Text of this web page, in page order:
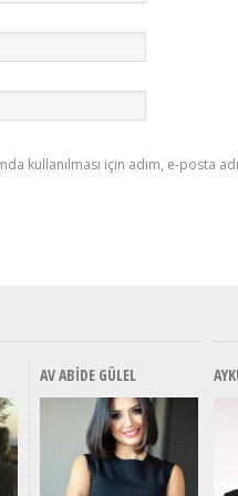
kullanılması için adım, e-posta
AV ABIDE GÜLEL